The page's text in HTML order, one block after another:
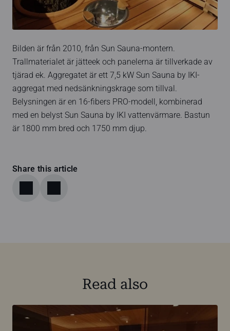
Bilden är från 2010, från Sun Sauna-montern.
Trallmaterialet är jätteek och panelerna är tillverkade av
tjärad ek. Aggregatet är ett 7,5 kW Sun Sauna by IKI-
aggregat med nedsänkningskrage som tillval.
Belysningen är en 16-fibers PRO-modell, kombinerad
med en belyst Sun Sauna by IKI vattenvärmare. Bastun
är 1800 mm bred och 1750 mm djup.
Share this article
Read also